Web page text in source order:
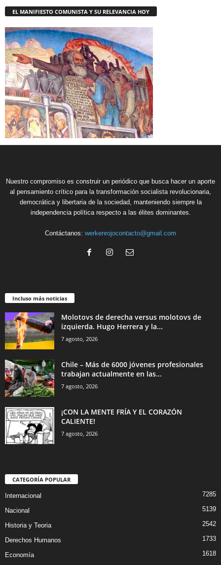
EL MANIFIESTO COMUNISTA Y SU RELEVANCIA HOY
Nuestro compromiso es construir un periódico que busca hacer un aporte
al pensamiento crítico para la transformación socialista revolucionaria,
democrática y libertaria de la sociedad, manteniendo siempre la
independencia política respecto a las élites dominantes.
Contáctanos: werkenrojocontacto@gmail.com
Incluso más noticias
Molotovs de derecha versus molotovs de
izquierda. Hugo Herrera y la...
7 agosto, 2026
Chile – Más de 6000 jóvenes profesionales
trabajan actualmente en las...
7 agosto, 2026
¡CON LA MENTE FRÍA Y EL CORAZÓN
CALIENTE!
7 agosto, 2026
CATEGORÍA POPULAR
Internacional 7285
Nacional 5139
Historia y Teoria 2542
Derechos Humanos 1733
Economía
1618